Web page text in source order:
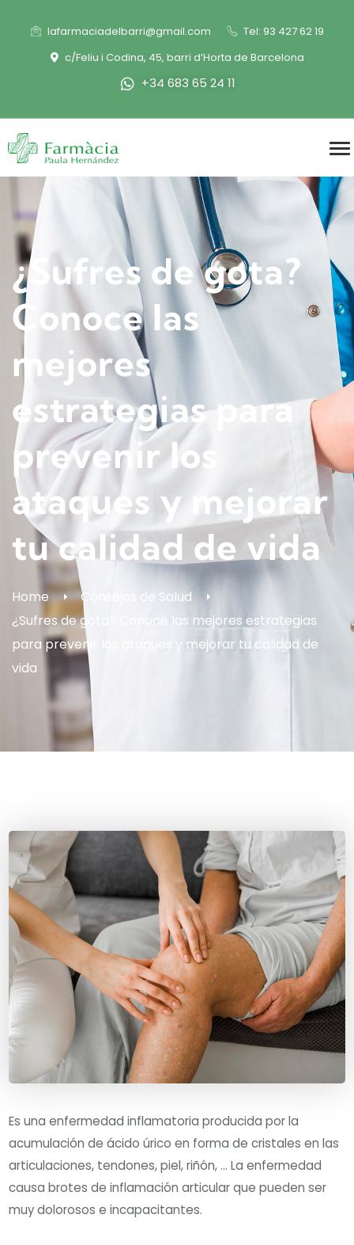
lafarmaciadelbarri@gmail.com
Tel: 93 427 62 19
c/Feliu i Codina, 45, barri d’Horta de Barcelona
+34 683 65 24 11
¿Sufres de gota?
Conoce las
mejores
estrategias para
prevenir los
ataques y mejorar
tu calidad de vida
Home
Consejos de Salud
¿Sufres de gota? Conoce las mejores estrategias
para prevenir los ataques y mejorar tu calidad de
vida
Es una enfermedad inflamatoria producida por la
acumulación de ácido úrico en forma de cristales en las
articulaciones, tendones, piel, riñón, … La enfermedad
causa brotes de inflamación articular que pueden ser
muy dolorosos e incapacitantes.